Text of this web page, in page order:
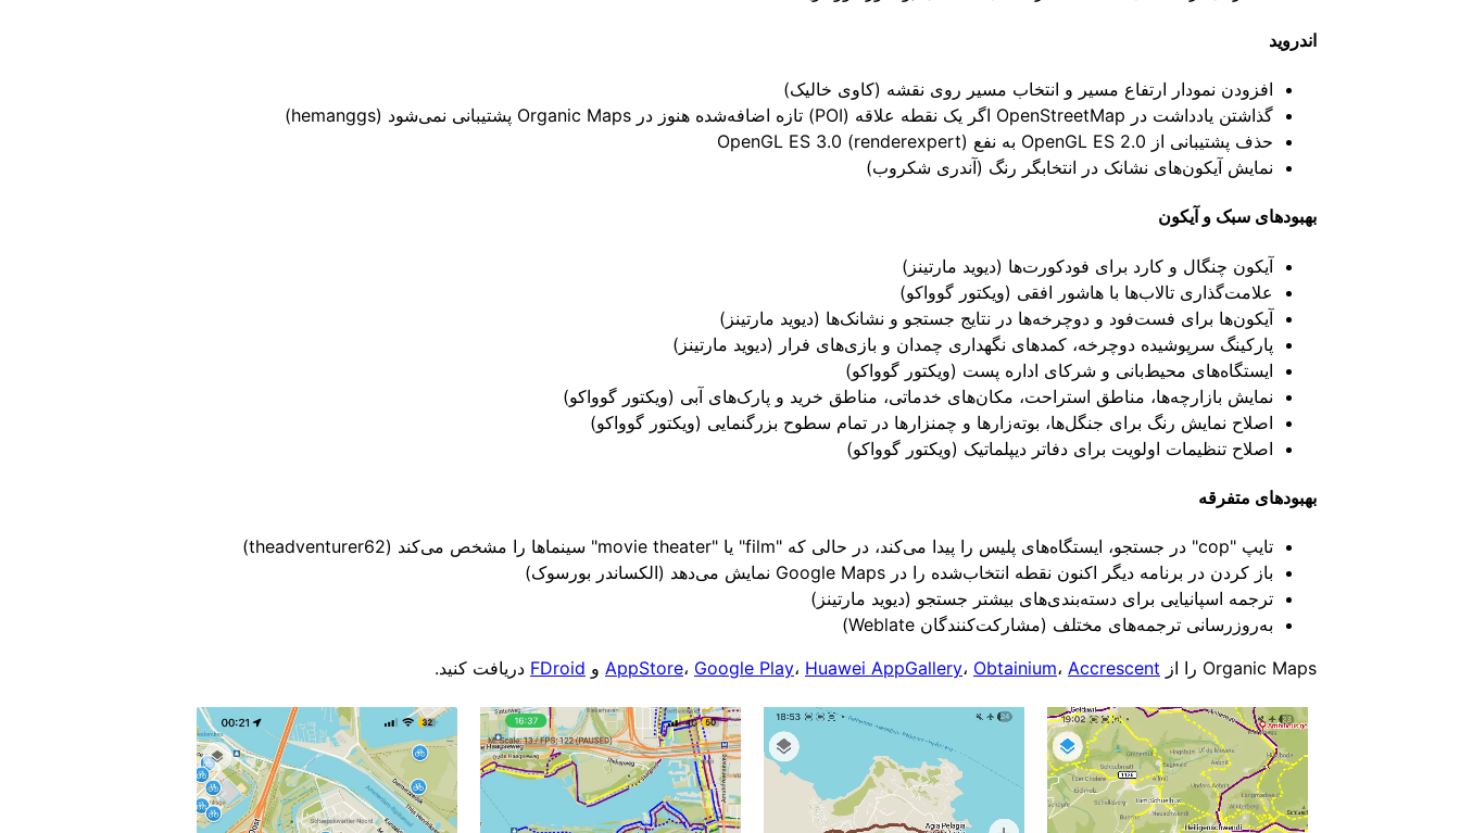
اندروید
افزودن نمودار ارتفاع مسیر و انتخاب مسیر روی نقشه (کاوی خالیک)
گذاشتن یادداشت در OpenStreetMap اگر یک نقطه علاقه (POI) تازه اضافه‌شده هنوز در Organic Maps پشتیبانی نمی‌شود (hemanggs)
حذف پشتیبانی از OpenGL ES 2.0 به نفع OpenGL ES 3.0 (renderexpert)
نمایش آیکون‌های نشانک در انتخابگر رنگ (آندری شکروب)
بهبودهای سبک و آیکون
آیکون چنگال و کارد برای فودکورت‌ها (دیوید مارتینز)
علامت‌گذاری تالاب‌ها با هاشور افقی (ویکتور گوواکو)
آیکون‌ها برای فست‌فود و دوچرخه‌ها در نتایج جستجو و نشانک‌ها (دیوید مارتینز)
پارکینگ سرپوشیده دوچرخه، کمدهای نگهداری چمدان و بازی‌های فرار (دیوید مارتینز)
ایستگاه‌های محیط‌بانی و شرکای اداره پست (ویکتور گوواکو)
نمایش بازارچه‌ها، مناطق استراحت، مکان‌های خدماتی، مناطق خرید و پارک‌های آبی (ویکتور گوواکو)
اصلاح نمایش رنگ برای جنگل‌ها، بوته‌زارها و چمنزارها در تمام سطوح بزرگنمایی (ویکتور گوواکو)
اصلاح تنظیمات اولویت برای دفاتر دیپلماتیک (ویکتور گوواکو)
بهبودهای متفرقه
تایپ "cop" در جستجو، ایستگاه‌های پلیس را پیدا می‌کند، در حالی که "film" یا "movie theater" سینماها را مشخص می‌کند (theadventurer62)
باز کردن در برنامه دیگر اکنون نقطه انتخاب‌شده را در Google Maps نمایش می‌دهد (الکساندر بورسوک)
ترجمه اسپانیایی برای دسته‌بندی‌های بیشتر جستجو (دیوید مارتینز)
به‌روزرسانی ترجمه‌های مختلف (مشارکت‌کنندگان Weblate)
Organic Maps را از
AppStore، Google Play، Huawei AppGallery، Obtainium، Accrescent و FDroid دریافت کنید.